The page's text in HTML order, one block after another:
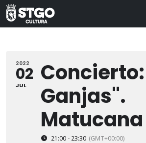
2022
02
JUL
Ganjas".
Matucana
21:00 - 23:30 (GMT+00:00)